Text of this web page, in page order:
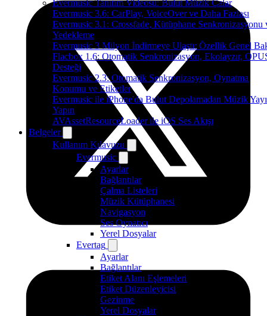
Evermusic Tanıtım Videosu: Bulut Müzik Çalar
Evermusic 3.6: CarPlay, VoiceOver ve Daha Fazlası
Evermusic 3.1: Crossfade, Kütüphane Senkronizasyonu
Yedekleme
Evermusic 3 Milyon İndirmeye Ulaştı: Özellik Genel
Flacbox 1.6: Otomatik Senkronizasyon, Ekolayzır,
Desteği
Evermusic 2.3: Otomatik Senkronizasyon, Oynatma
Konumu ve Etiketler
Evermusic ile iPhone'da Bulut Depolamadan Müzik
Yapın
AVAssetResourceLoader ile iOS Ses Akışı
Belgeler
Kullanım Kılavuzu
Evermusic
Ayarlar
Bağlantılar
Çalma Listeleri
Müzik Kütüphanesi
Navigasyon
Ses Oynatıcı
Yerel Dosyalar
Evertag
Ayarlar
Bağlantılar
Etiket Alanı Eşlemeleri
Etiket Düzenleyicisi
Gezinme
Yerel Dosyalar